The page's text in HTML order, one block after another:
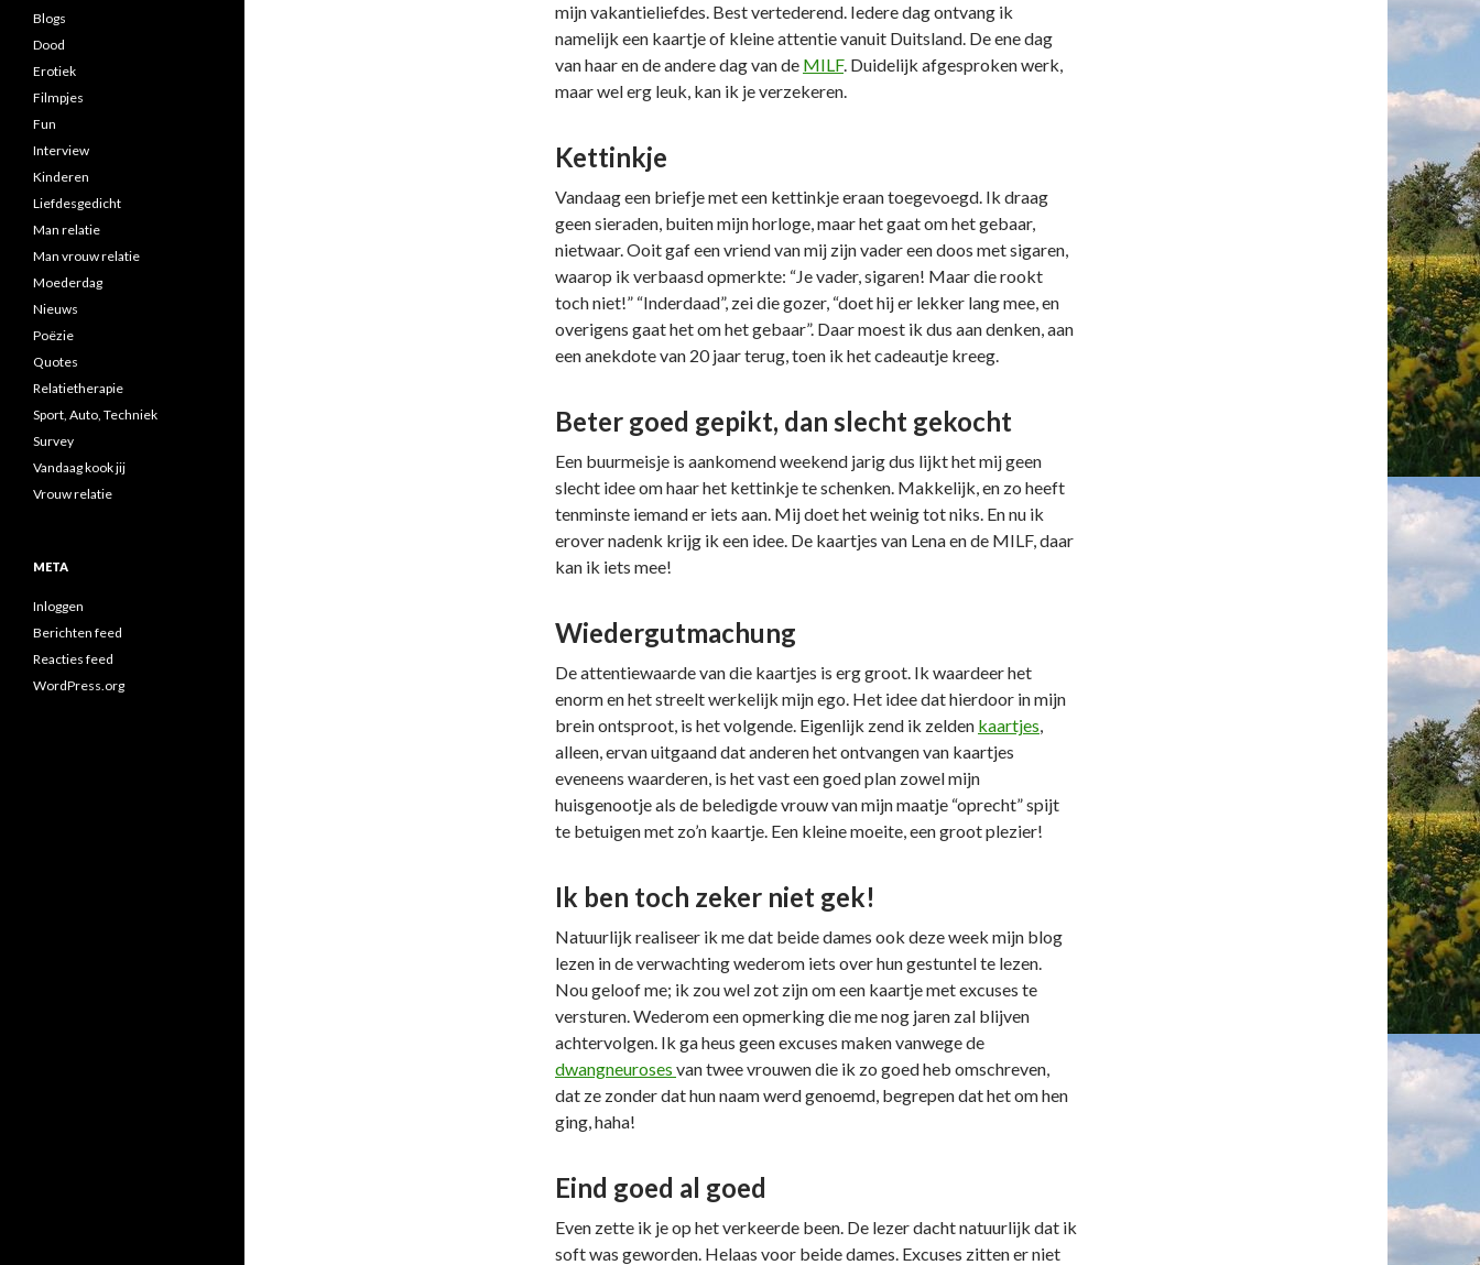
mijn vakantieliefdes. Best vertederend. Iedere dag ontvang ik
namelijk een kaartje of kleine attentie vanuit Duitsland. De ene dag
van haar en de andere dag van de MILF. Duidelijk afgesproken werk,
maar wel erg leuk, kan ik je verzekeren.
Kettinkje
Vandaag een briefje met een kettinkje eraan toegevoegd. Ik draag
geen sieraden, buiten mijn horloge, maar het gaat om het gebaar,
nietwaar. Ooit gaf een vriend van mij zijn vader een doos met sigaren,
waarop ik verbaasd opmerkte: “Je vader, sigaren! Maar die rookt
toch niet!” “Inderdaad”, zei die gozer, “doet hij er lekker lang mee, en
overigens gaat het om het gebaar”. Daar moest ik dus aan denken, aan
een anekdote van 20 jaar terug, toen ik het cadeautje kreeg.
Beter goed gepikt, dan slecht gekocht
Een buurmeisje is aankomend weekend jarig dus lijkt het mij geen
slecht idee om haar het kettinkje te schenken. Makkelijk, en zo heeft
tenminste iemand er iets aan. Mij doet het weinig tot niks. En nu ik
erover nadenk krijg ik een idee. De kaartjes van Lena en de MILF, daar
kan ik iets mee!
Wiedergutmachung
De attentiewaarde van die kaartjes is erg groot. Ik waardeer het
enorm en het streelt werkelijk mijn ego. Het idee dat hierdoor in mijn
brein ontsproot, is het volgende. Eigenlijk zend ik zelden kaartjes,
alleen, ervan uitgaand dat anderen het ontvangen van kaartjes
eveneens waarderen, is het vast een goed plan zowel mijn
huisgenootje als de beledigde vrouw van mijn maatje “oprecht” spijt
te betuigen met zo’n kaartje. Een kleine moeite, een groot plezier!
Ik ben toch zeker niet gek!
Natuurlijk realiseer ik me dat beide dames ook deze week mijn blog
lezen in de verwachting wederom iets over hun gestuntel te lezen.
Nou geloof me; ik zou wel zot zijn om een kaartje met excuses te
versturen. Wederom een opmerking die me nog jaren zal blijven
achtervolgen. Ik ga heus geen excuses maken vanwege de
dwangneuroses van twee vrouwen die ik zo goed heb omschreven,
dat ze zonder dat hun naam werd genoemd, begrepen dat het om hen
ging, haha!
Eind goed al goed
Even zette ik je op het verkeerde been. De lezer dacht natuurlijk dat ik
soft was geworden. Helaas voor beide dames. Excuses zitten er niet
fBlogs
Dood
Erotiek
Filmpjes
Fun
Interview
Kinderen
Liefdesgedicht
Man relatie
Man vrouw relatie
Moederdag
Nieuws
Poëzie
Quotes
Relatietherapie
Sport, Auto, Techniek
Survey
Vandaag kook jij
Vrouw relatie
META
Inloggen
Berichten feed
Reacties feed
WordPress.org